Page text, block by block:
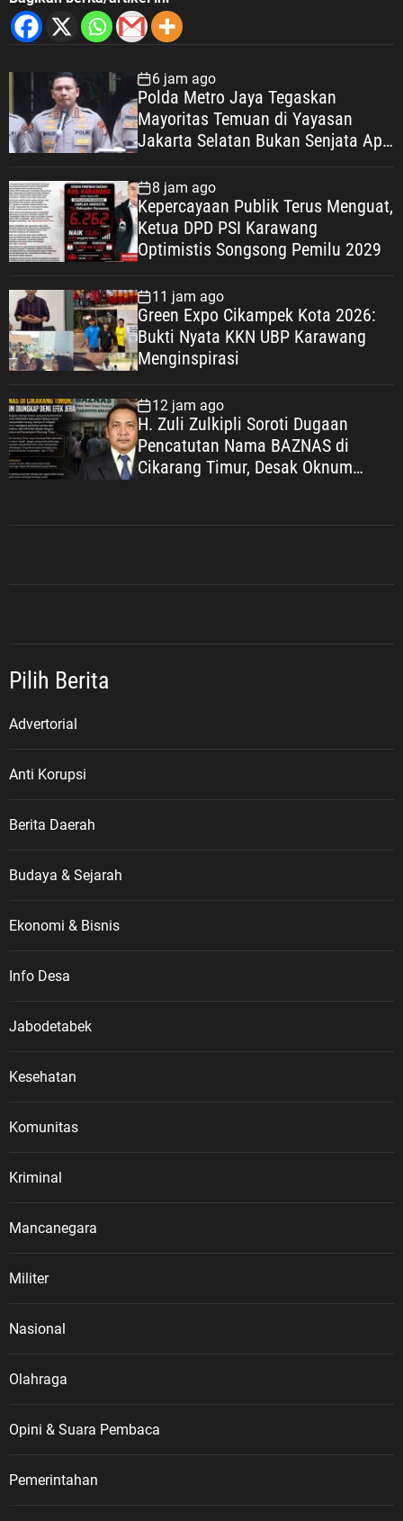
6 jam ago
Polda Metro Jaya Tegaskan
Mayoritas Temuan di Yayasan
Jakarta Selatan Bukan Senjata Api,
8 jam ago
Kepercayaan Publik Terus Menguat,
Ketua DPD PSI Karawang
Optimistis Songsong Pemilu 2029
11 jam ago
Green Expo Cikampek Kota 2026:
Bukti Nyata KKN UBP Karawang
Menginspirasi
12 jam ago
H. Zuli Zulkipli Soroti Dugaan
Pencatutan Nama BAZNAS di
Cikarang Timur, Desak Oknum
Pilih Berita
Advertorial
Anti Korupsi
Berita Daerah
Budaya & Sejarah
Ekonomi & Bisnis
Info Desa
Jabodetabek
Kesehatan
Komunitas
Kriminal
Mancanegara
Militer
Nasional
Olahraga
Opini & Suara Pembaca
Pemerintahan